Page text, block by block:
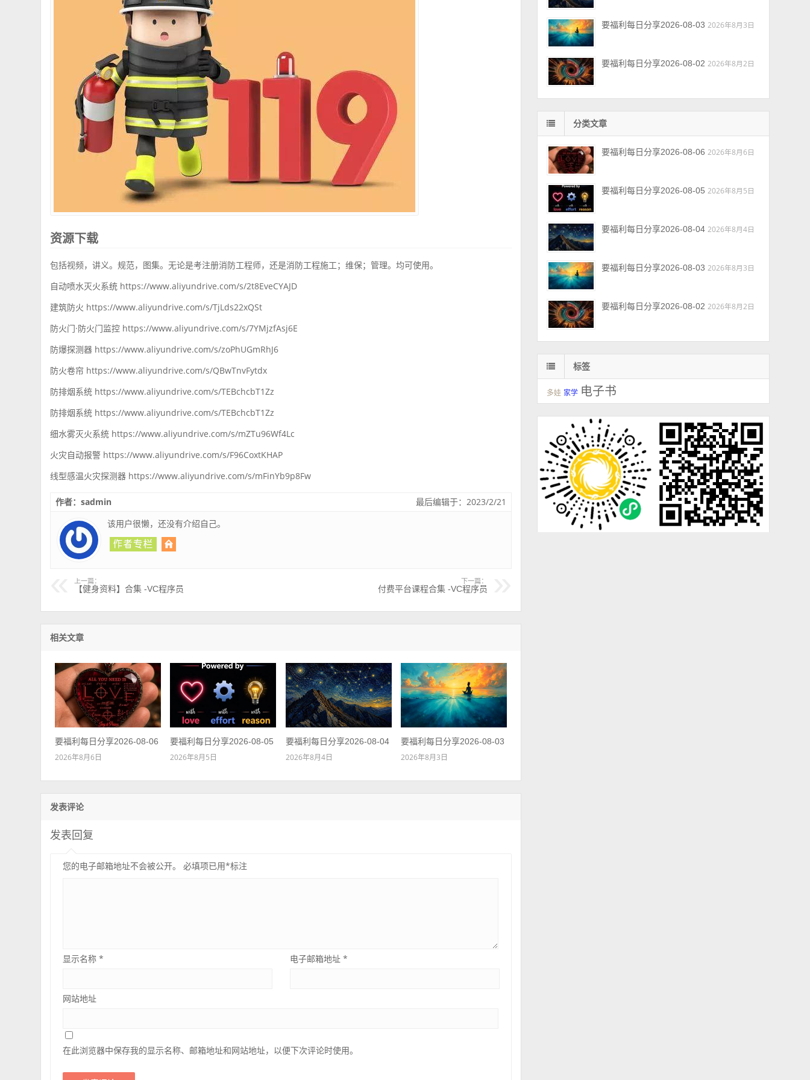
资源下载
包括视频，讲义。规范，图集。无论是考注册消防工程师，还是消防工程施工；维保；管理。均可使用。
自动喷水灭火系统 https://www.aliyundrive.com/s/2t8EveCYAJD
建筑防火 https://www.aliyundrive.com/s/TjLds22xQSt
防火门·防火门监控 https://www.aliyundrive.com/s/7YMjzfAsj6E
防爆探测器 https://www.aliyundrive.com/s/zoPhUGmRhJ6
防火卷帘 https://www.aliyundrive.com/s/QBwTnvFytdx
防排烟系统 https://www.aliyundrive.com/s/TEBchcbT1Zz
防排烟系统 https://www.aliyundrive.com/s/TEBchcbT1Zz
细水雾灭火系统 https://www.aliyundrive.com/s/mZTu96Wf4Lc
火灾自动报警 https://www.aliyundrive.com/s/F96CoxtKHAP
线型感温火灾探测器 https://www.aliyundrive.com/s/mFinYb9p8Fw
最后编辑于：2023/2/21
作者：sadmin
该用户很懒，还没有介绍自己。
上一篇：
【健身资料】合集 -VC程序员
下一篇：
付费平台课程合集 -VC程序员
相关文章
要福利每日分享2026-08-06
2026年8月6日
要福利每日分享2026-08-05
2026年8月5日
要福利每日分享2026-08-04
2026年8月4日
要福利每日分享2026-08-03
2026年8月3日
发表评论
发表回复
您的电子邮箱地址不会被公开。 必填项已用*标注
显示名称* 电子邮箱地址 *
网站地址
在此浏览器中保存我的显示名称、邮箱地址和网站地址，以便下次评论时使用。
要福利每日分享2026-08-03 2026年8月3日
要福利每日分享2026-08-02 2026年8月2日
分类文章
要福利每日分享2026-08-06 2026年8月6日
要福利每日分享2026-08-05 2026年8月5日
要福利每日分享2026-08-04 2026年8月4日
要福利每日分享2026-08-03 2026年8月3日
要福利每日分享2026-08-02 2026年8月2日
标签
多娃 家学 电子书